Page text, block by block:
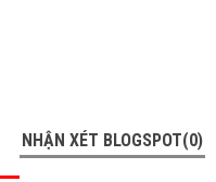
NHẬN XÉT BLOGSPOT(0)